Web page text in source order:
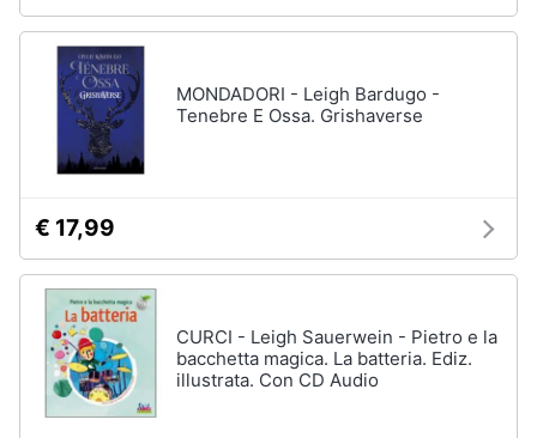
MONDADORI - Leigh Bardugo -
Tenebre E Ossa. Grishaverse
€ 17,99
CURCI - Leigh Sauerwein - Pietro e la
bacchetta magica. La batteria. Ediz.
illustrata. Con CD Audio